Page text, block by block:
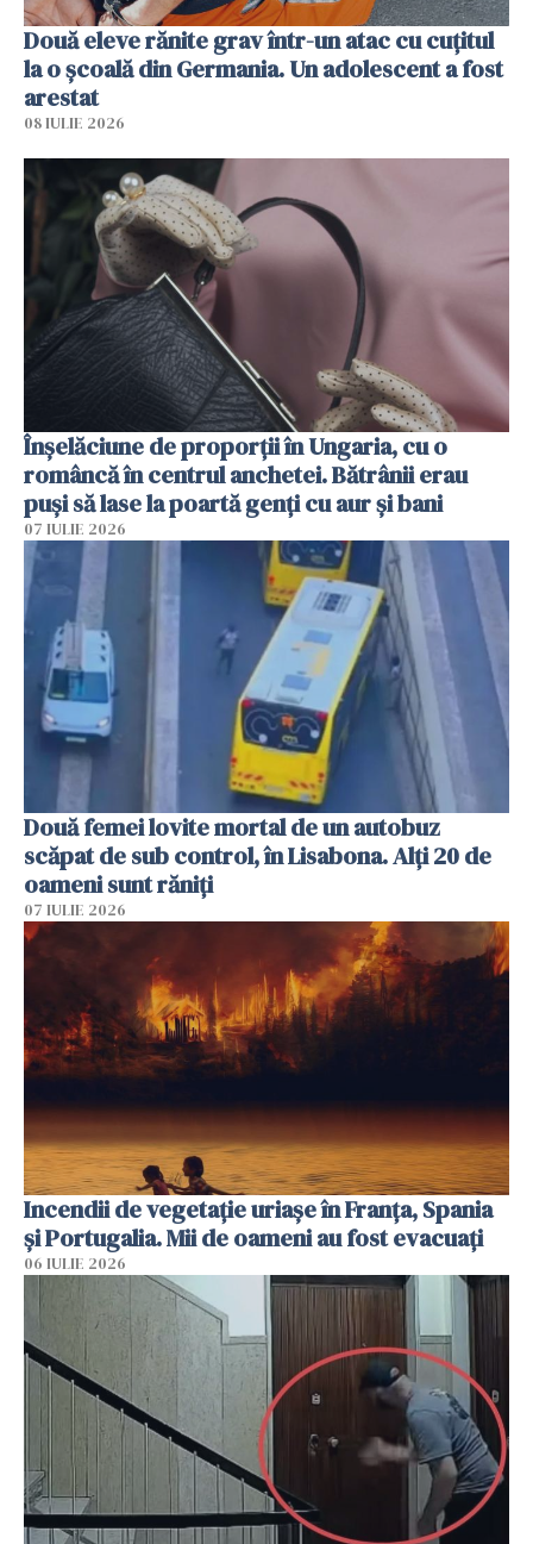
Două eleve rănite grav într-un atac cu cuțitul
la o școală din Germania. Un adolescent a fost
arestat
08 IULIE 2026
Înșelăciune de proporții în Ungaria, cu o
româncă în centrul anchetei. Bătrânii erau
puși să lase la poartă genți cu aur și bani
07 IULIE 2026
Două femei lovite mortal de un autobuz
scăpat de sub control, în Lisabona. Alți 20 de
oameni sunt răniți
07 IULIE 2026
Incendii de vegetație uriașe în Franța, Spania
și Portugalia. Mii de oameni au fost evacuați
06 IULIE 2026